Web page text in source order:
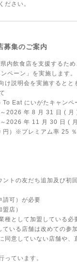
ださい。
募集のご案内
内飲⾷店を⽀援するた
ペーン」を実施します。
説明会を実施するとと
Eat にいがたキャンペ
2026 年 8 ⽉ 31 ⽇ ( ⽉
2026 年 11 ⽉ 30 ⽇ (
）※プレミアム率 25 ％
友だち追加及び初回
可）が必要
店）
して加盟している必
店舗は改めての参加
していない店舗や、
ています。